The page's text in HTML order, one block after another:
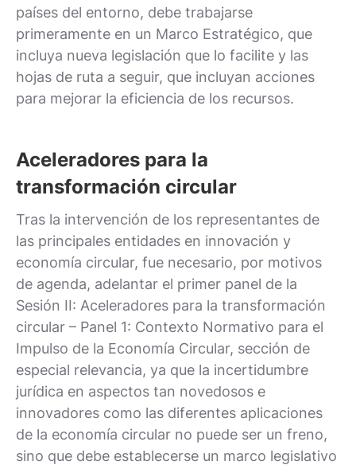
países del entorno, debe trabajarse
primeramente en un Marco Estratégico, que
incluya nueva legislación que lo facilite y las
hojas de ruta a seguir, que incluyan acciones
para mejorar la eficiencia de los recursos.
Aceleradores para la
transformación circular
Tras la intervención de los representantes de
las principales entidades en innovación y
economía circular, fue necesario, por motivos
de agenda, adelantar el primer panel de la
Sesión II: Aceleradores para la transformación
circular – Panel 1: Contexto Normativo para el
Impulso de la Economía Circular, sección de
especial relevancia, ya que la incertidumbre
jurídica en aspectos tan novedosos e
innovadores como las diferentes aplicaciones
de la economía circular no puede ser un freno,
sino que debe establecerse un marco legislativo